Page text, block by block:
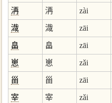
洅 洅 zài
渽 渽 zāi
畠 畠 zāi
崽 崽 zǎi
甾 甾 zāi
宰 宰 zǎi